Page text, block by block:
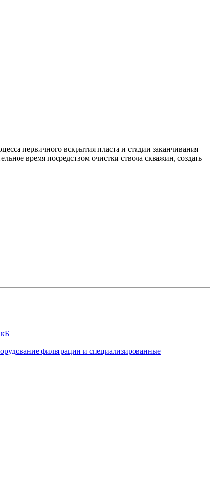
первичного вскрытия пласта и стадий заканчивания
время посредством очистки ствола скважин, создать
фильтрации и специализированные